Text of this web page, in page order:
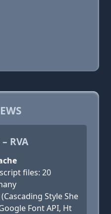
RVA
files: 20
Style She
Font API, Ht